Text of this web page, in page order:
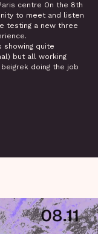
centre On the 8th
to meet and listen
testing a new three
showing quite
but all working
doing the job